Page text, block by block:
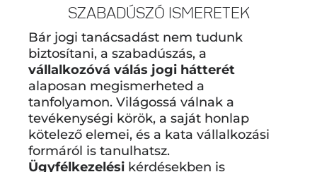
SZABADÚSZÓ ISMERETEK
Bár jogi tanácsadást nem tudunk
biztosítani, a szabadúszás, a
vállalkozóvá válás jogi hátterét
alaposan megismerheted a
tanfolyamon. Világossá válnak a
tevékenységi körök, a saját honlap
kötelező elemei, és a kata vállalkozási
formáról is tanulhatsz.
Ügyfélkezelési kérdésekben is